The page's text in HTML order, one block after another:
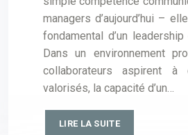
managers d’aujourd’hui –
fondamental d’un
Dans un environnement
collaborateurs aspirent
valorisés, la capacité d’un…
LIRE LA SUITE